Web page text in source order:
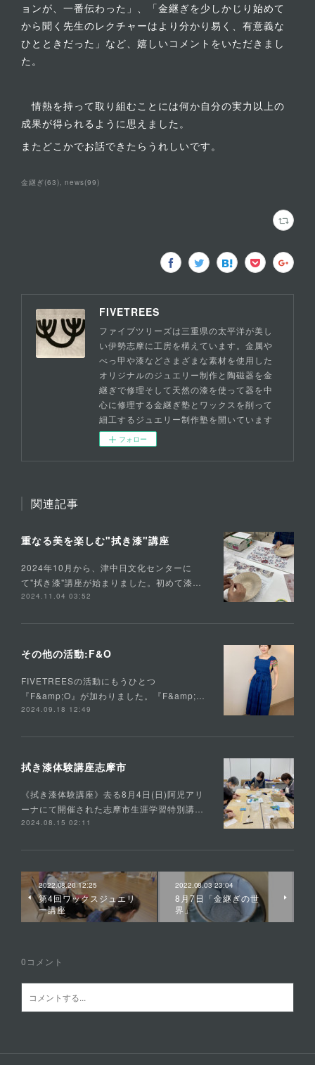
ョンが、一番伝わった」、「金継ぎを少しかじり始めて
から聞く先生のレクチャーはより分かり易く、有意義な
ひとときだった」など、嬉しいコメントをいただきまし
た。
情熱を持って取り組むことには何か自分の実力以上の
成果が得られるように思えました。
またどこかでお話できたらうれしいです。
金継ぎ(63) news(99)
FIVETREES
ファイブツリーズは三重県の太平洋が美し
い伊勢志摩に工房を構えています。金属や
べっ甲や漆などさまざまな素材を使用した
オリジナルのジュエリー制作と陶磁器を金
継ぎで修理そして天然の漆を使って器を中
心に修理する金継ぎ塾とワックスを削って
細工するジュエリー制作塾を開いています
フォロー
関連記事
重なる美を楽しむ"拭き漆"講座
2024年10月から、津中日文化センターに
て"拭き漆"講座が始まりました。初めて漆…
2024.11.04 03:52
その他の活動:F&O
FIVETREESの活動にもうひとつ
『F&amp;O』が加わりました。『F&amp;…
2024.09.18 12:49
拭き漆体験講座志摩市
《拭き漆体験講座》去る8月4日(日)阿児アリ
ーナにて開催された志摩市生涯学習特別講…
2024.08.15 02:11
2022.08.20 12:25
第4回ワックスジュエリ
ー講座
2022.08.03 23:04
8月7日「金継ぎの世
界」
0 コメント